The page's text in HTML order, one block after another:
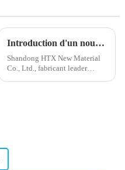
Introduction d'un nouveau stabilisant calcium-zinc pour les formulations de PVC
Shandong HTX New Material
Co., Ltd., fabricant leader